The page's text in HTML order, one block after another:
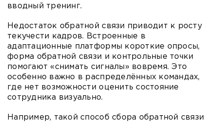
вводный тренинг.
Недостаток обратной связи приводит к росту
текучести кадров. Встроенные в
адаптационные платформы короткие опросы,
форма обратной связи и контрольные точки
помогают «снимать сигналы» вовремя. Это
особенно важно в распределённых командах,
где нет возможности оценить состояние
сотрудника визуально.
Например, такой способ сбора обратной связи